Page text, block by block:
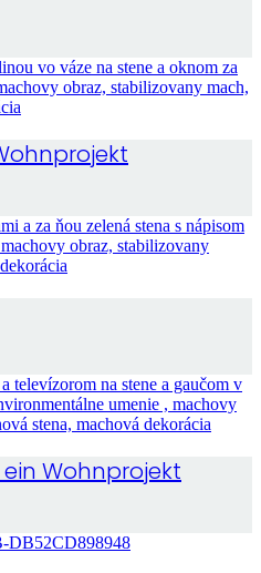
Wohnprojekt